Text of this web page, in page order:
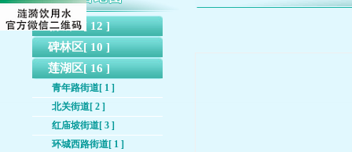
新城区[ 12 ]
碑林区[ 10 ]
莲湖区[ 16 ]
青年路街道[ 1 ]
北关街道[ 2 ]
红庙坡街道[ 3 ]
环城西路街道[ 1 ]